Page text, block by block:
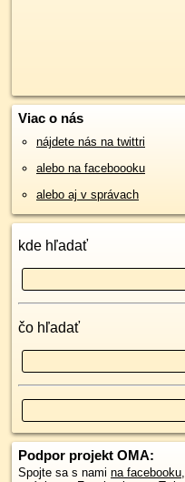
Viac o nás
nájdete nás na twittri
alebo na faceboooku
alebo aj v správach
kde hľadať
čo hľadať
Podpor projekt OMA:
Spojte sa s nami na facebooku,